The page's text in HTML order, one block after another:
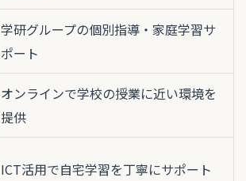
学研グループの個別指導・家庭学習サ
ポート
オンラインで学校の授業に近い環境を
提供
ICT活用で自宅学習を丁寧にサポート